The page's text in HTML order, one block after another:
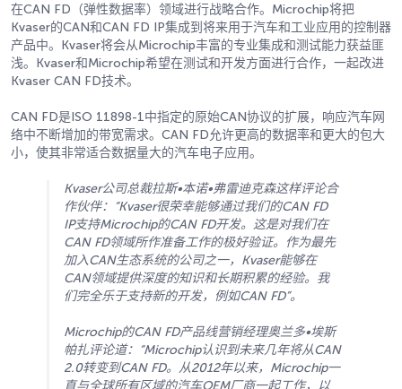
在CAN FD（弹性数据率）领域进行战略合作。Microchip将把
Kvaser的CAN和CAN FD IP集成到将来用于汽车和工业应用的控制器
产品中。Kvaser将会从Microchip丰富的专业集成和测试能力获益匪
浅。Kvaser和Microchip希望在测试和开发方面进行合作，一起改进
Kvaser CAN FD技术。
CAN FD是ISO 11898-1中指定的原始CAN协议的扩展，响应汽车网
络中不断增加的带宽需求。CAN FD允许更高的数据率和更大的包大
小，使其非常适合数据量大的汽车电子应用。
Kvaser公司总裁拉斯•本诺•弗雷迪克森这样评论合
作伙伴：“Kvaser很荣幸能够通过我们的CAN FD
IP支持Microchip的CAN FD开发。这是对我们在
CAN FD领域所作准备工作的极好验证。作为最先
加入CAN生态系统的公司之一，Kvaser能够在
CAN领域提供深度的知识和长期积累的经验。我
们完全乐于支持新的开发，例如CAN FD”。
Microchip的CAN FD产品线营销经理奥兰多•埃斯
帕扎评论道：“Microchip认识到未来几年将从CAN
2.0转变到CAN FD。从2012年以来，Microchip一
直与全球所有区域的汽车OEM厂商一起工作，以